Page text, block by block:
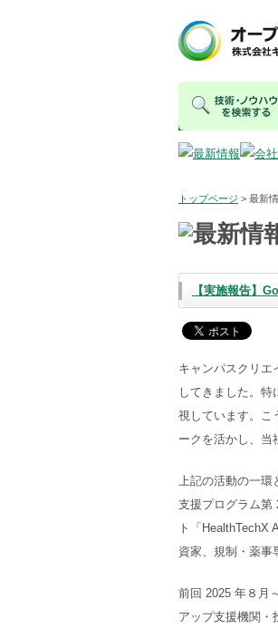
トップページ > 最新
【実施報告】
キャンパスクリエ
してきました。
視しています。こ
ークを活かし、当
上記の活動の一環
支援プログラム第
ト「HealthTechX
資家、規制・薬事
前回 2025 年８月
アップ支援機関・